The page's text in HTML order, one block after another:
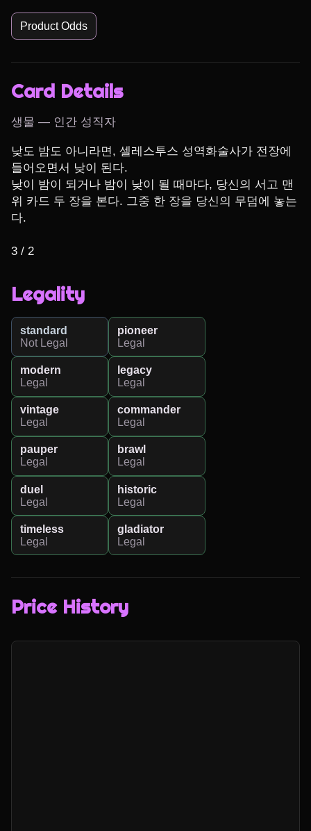
Product Odds
Card Details
생물 — 인간 성직자
낮도 밤도 아니라면, 셀레스투스 성역화술사가 전장에
들어오면서 낮이 된다.
낮이 밤이 되거나 밤이 낮이 될 때마다, 당신의 서고 맨
위 카드 두 장을 본다. 그중 한 장을 당신의 무덤에 놓는
다.
3 / 2
Legality
standard
Not Legal
pioneer
Legal
modern
Legal
legacy
Legal
vintage
Legal
commander
Legal
pauper
Legal
brawl
Legal
duel
Legal
historic
Legal
timeless
Legal
gladiator
Legal
Price History